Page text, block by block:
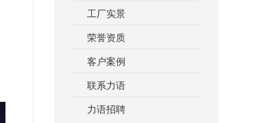
工厂实景
荣誉资质
客户案例
联系力语
力语招聘